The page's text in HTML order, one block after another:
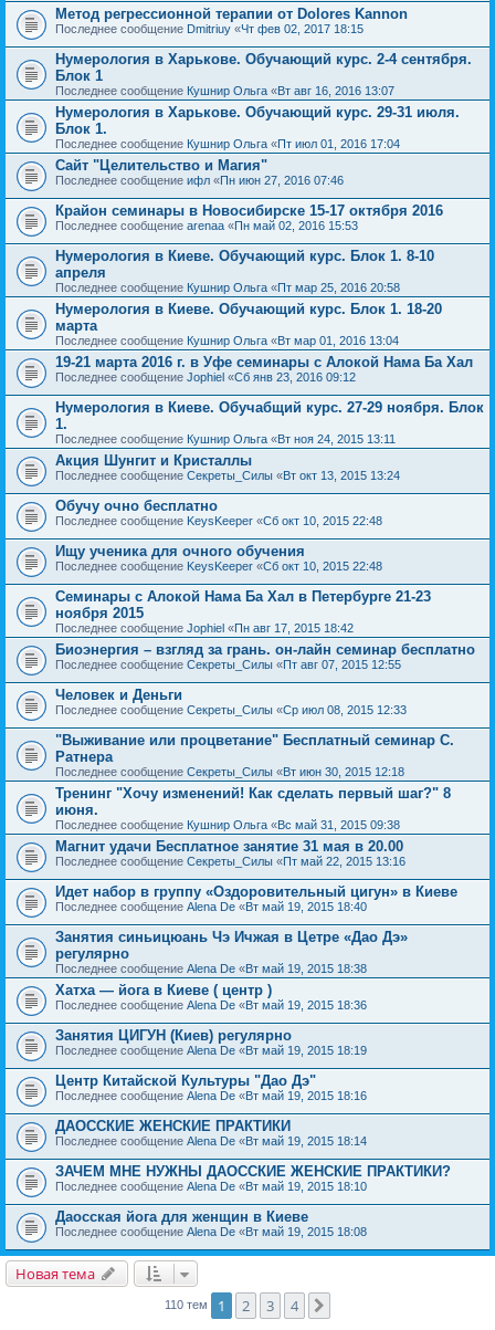
Метод регрессионной терапии от Dolores Kannon
Последнее сообщение Dmitriuy «Чт фев 02, 2017 18:15
Нумерология в Харькове. Обучающий курс. 2-4 сентября.
Блок 1
Последнее сообщение Кушнир Ольга «Вт авг 16, 2016 13:07
Нумерология в Харькове. Обучающий курс. 29-31 июля.
Блок 1.
Последнее сообщение Кушнир Ольга «Пт июл 01, 2016 17:04
Сайт "Целительство и Магия"
Последнее сообщение ифл «Пн июн 27, 2016 07:46
Крайон семинары в Новосибирске 15-17 октября 2016
Последнее сообщение arenaa «Пн май 02, 2016 15:53
Нумерология в Киеве. Обучающий курс. Блок 1. 8-10
апреля
Последнее сообщение Кушнир Ольга «Пт мар 25, 2016 20:58
Нумерология в Киеве. Обучающий курс. Блок 1. 18-20
марта
Последнее сообщение Кушнир Ольга «Вт мар 01, 2016 13:04
19-21 марта 2016 г. в Уфе семинары с Алокой Нама Ба Хал
Последнее сообщение Jophiel «Сб янв 23, 2016 09:12
Нумерология в Киеве. Обучабщий курс. 27-29 ноября. Блок
1.
Последнее сообщение Кушнир Ольга «Вт ноя 24, 2015 13:11
Акция Шунгит и Кристаллы
Последнее сообщение Секреты_Силы «Вт окт 13, 2015 13:24
Обучу очно бесплатно
Последнее сообщение KeysKeeper «Сб окт 10, 2015 22:48
Ищу ученика для очного обучения
Последнее сообщение KeysKeeper «Сб окт 10, 2015 22:48
Семинары с Алокой Нама Ба Хал в Петербурге 21-23
ноября 2015
Последнее сообщение Jophiel «Пн авг 17, 2015 18:42
Биоэнергия – взгляд за грань. он-лайн семинар бесплатно
Последнее сообщение Секреты_Силы «Пт авг 07, 2015 12:55
Человек и Деньги
Последнее сообщение Секреты_Силы «Ср июл 08, 2015 12:33
"Выживание или процветание" Бесплатный семинар С.
Ратнера
Последнее сообщение Секреты_Силы «Вт июн 30, 2015 12:18
Тренинг "Хочу изменений! Как сделать первый шаг?" 8
июня.
Последнее сообщение Кушнир Ольга «Вс май 31, 2015 09:38
Магнит удачи Бесплатное занятие 31 мая в 20.00
Последнее сообщение Секреты_Силы «Пт май 22, 2015 13:16
Идет набор в группу «Оздоровительный цигун» в Киеве
Последнее сообщение Alena De «Вт май 19, 2015 18:40
Занятия синьицюань Чэ Ичжая в Цетре «Дао Дэ»
регулярно
Последнее сообщение Alena De «Вт май 19, 2015 18:38
Хатха — йога в Киеве ( центр )
Последнее сообщение Alena De «Вт май 19, 2015 18:36
Занятия ЦИГУН (Киев) регулярно
Последнее сообщение Alena De «Вт май 19, 2015 18:19
Центр Китайской Культуры "Дао Дэ"
Последнее сообщение Alena De «Вт май 19, 2015 18:16
ДАОССКИЕ ЖЕНСКИЕ ПРАКТИКИ
Последнее сообщение Alena De «Вт май 19, 2015 18:14
ЗАЧЕМ МНЕ НУЖНЫ ДАОССКИЕ ЖЕНСКИЕ ПРАКТИКИ?
Последнее сообщение Alena De «Вт май 19, 2015 18:10
Даосская йога для женщин в Киеве
Последнее сообщение Alena De «Вт май 19, 2015 18:08
Новая тема
110 тем 1 2 3 4